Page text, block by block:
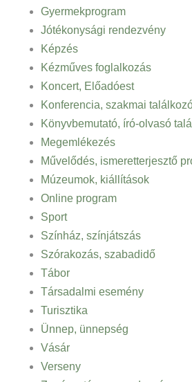
Gyermekprogram
Jótékonysági rendezvény
Képzés
Kézműves foglalkozás
Koncert, Előadóest
Konferencia, szakmai
Könyvbemutató, író-olvasó
Megemlékezés
Művelődés, ismeretterjesztő
Múzeumok, kiállítások
Online program
Sport
Színház, színjátszás
Szórakozás, szabadidő
Tábor
Társadalmi esemény
Turisztika
Ünnep, ünnepség
Vásár
Verseny